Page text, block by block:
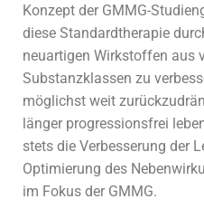
Konzept der GMMG-
diese Standardtherapie
neuartigen Wirkstoffen aus
Substanzklassen zu
möglichst weit
länger progressionsfrei
stets die Verbesserung der
Optimierung des
im Fokus der GMMG.